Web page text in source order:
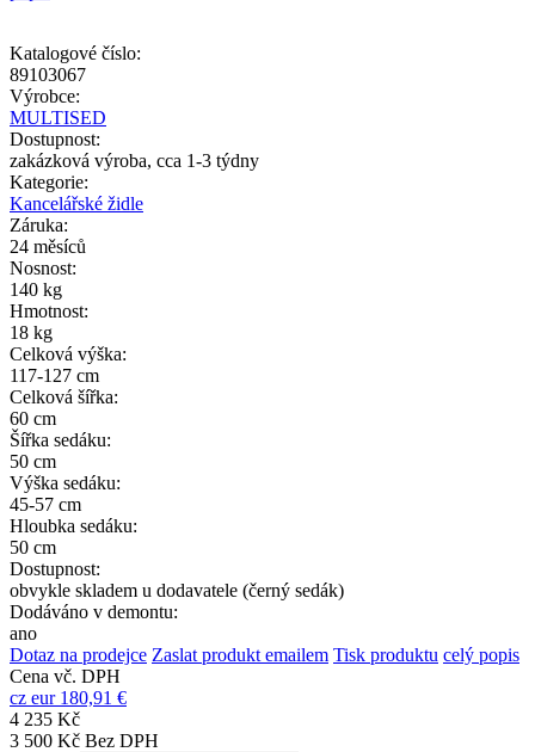
Katalogové číslo:
89103067
Výrobce:
MULTISED
Dostupnost:
zakázková výroba, cca 1-3 týdny
Kategorie:
Kancelářské židle
Záruka:
24 měsíců
Nosnost:
140 kg
Hmotnost:
18 kg
Celková výška:
117-127 cm
Celková šířka:
60 cm
Šířka sedáku:
50 cm
Výška sedáku:
45-57 cm
Hloubka sedáku:
50 cm
Dostupnost:
obvykle skladem u dodavatele (černý sedák)
Dodáváno v demontu:
ano
Dotaz na prodejce Zaslat produkt emailem Tisk produktu celý popis
Cena vč. DPH
cz eur 180,91 €
4 235 Kč
3 500 Kč Bez DPH